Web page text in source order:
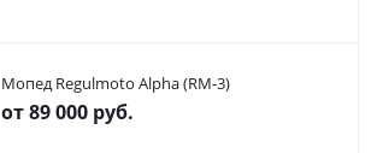
Мопед Regulmoto Alpha (RM-3)
от89 000 руб.